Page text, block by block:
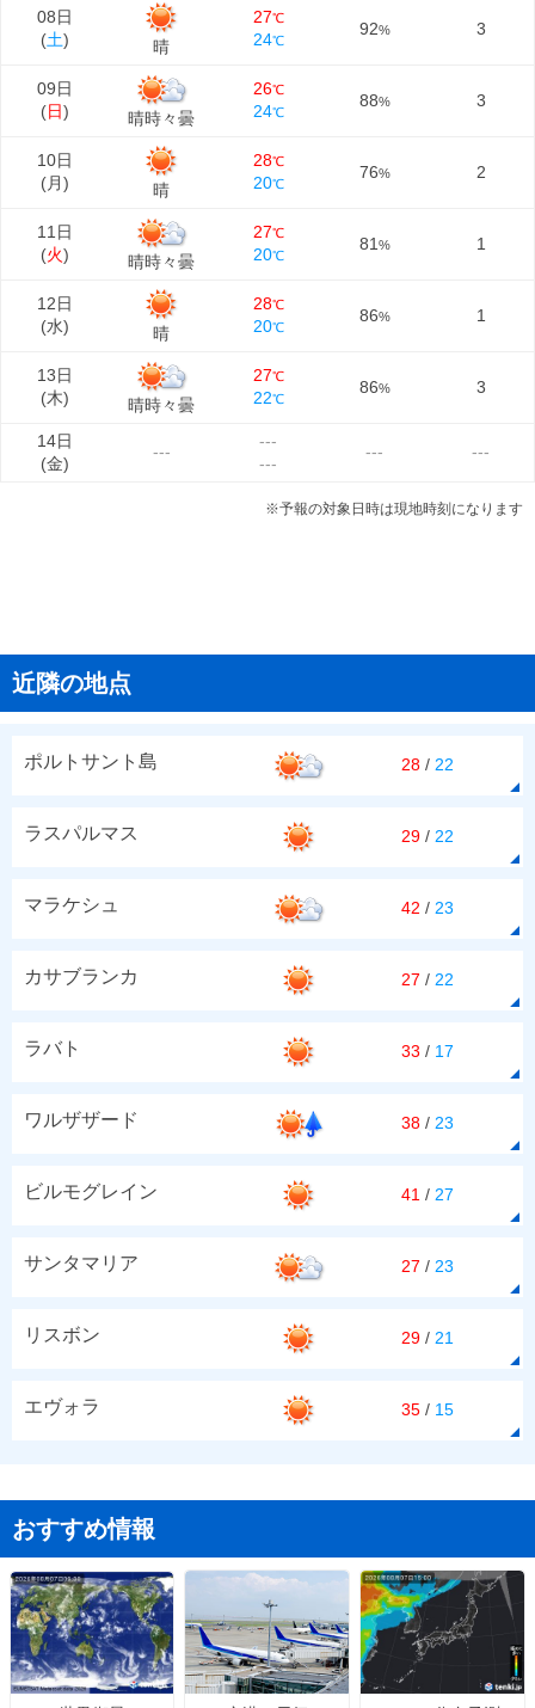
08日
(土) 晴
27℃
24℃
92% 3
09日
(日) 晴時々曇
26℃
24℃
88% 3
10日
(月) 晴
28℃
20℃
76% 2
11日
(火) 晴時々曇
27℃
20℃
81 % 1
12日
(水) 晴
28℃
20℃
86% 1
13日
(木) 晴時々曇
27℃
22℃
86% 3
14日
(金)
---
---
---
--- ---
※予報の対象日時は現地時刻になります
近隣の地点
ポルトサント島 28 / 22
ラスパルマス 29 / 22
マラケシュ 42 / 23
カサブランカ 27 / 22
ラバト 33 / 17
ワルザザード 38 / 23
ビルモグレイン 41 / 27
サンタマリア 27 / 23
リスボン 29 / 21
エヴォラ 35 / 15
おすすめ情報